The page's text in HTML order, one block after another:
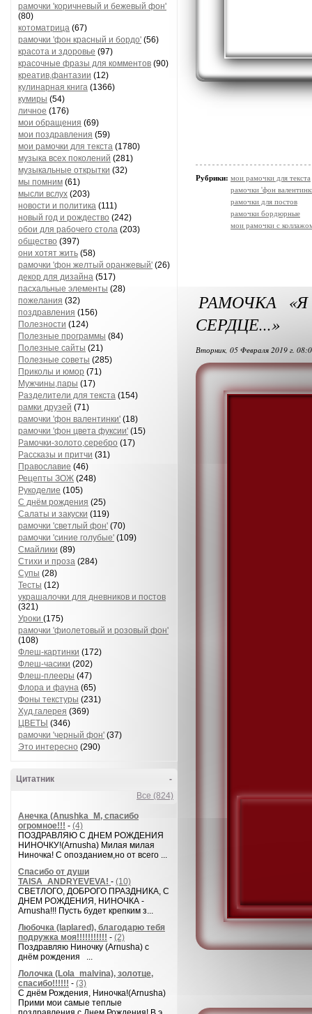
рамочки 'коричневый и бежевый фон'
(80)
котоматрица (67)
рамочки 'фон красный и бордо' (56)
красота и здоровье (97)
красочные фразы для комментов (90)
креатив,фантазии (12)
кулинарная книга (1366)
кумиры (54)
личное (176)
мои обращения (69)
мои поздравления (59)
мои рамочки для текста (1780)
музыка всех поколений (281)
музыкальные открытки (32)
мы помним (61)
мысли вслух (203)
новости и политика (111)
новый год и рождество (242)
обои для рабочего стола (203)
общество (397)
они хотят жить (58)
рамочки 'фон желтый оранжевый' (26)
декор для дизайна (517)
пасхальные элементы (28)
пожелания (32)
поздравления (156)
Полезности (124)
Полезные программы (84)
Полезные сайты (21)
Полезные советы (285)
Приколы и юмор (71)
Мужчины,пары (17)
Разделители для текста (154)
рамки друзей (71)
рамочки 'фон валентинки' (18)
рамочки 'фон цвета фуксии' (15)
Рамочки-золото,серебро (17)
Рассказы и притчи (31)
Православие (46)
Рецепты ЗОЖ (248)
Рукоделие (105)
С днём рождения (25)
Салаты и закуски (119)
рамочки 'светлый фон' (70)
рамочки 'синие голубые' (109)
Смайлики (89)
Стихи и проза (284)
Супы (28)
Тесты (12)
украшалочки для дневников и постов
(321)
Уроки (175)
рамочки 'фиолетовый и розовый фон'
(108)
Флеш-картинки (172)
Флеш-часики (202)
Флеш-плееры (47)
Флора и фауна (65)
Фоны текстуры (231)
Худ.галерея (369)
ЦВЕТЫ (346)
рамочки 'черный фон' (37)
Это интересно (290)
-
Цитатник
Все (824)
Анечка (Anushka_M, спасибо
огромное!!! - (4)
ПОЗДРАВЛЯЮ С ДНЕМ РОЖДЕНИЯ
НИНОЧКУ!(Arnusha) Милая милая
Ниночка! С опозданием,но от всего ...
Спасибо от души
TAISA_ANDRYEVEVA! - (10)
СВЕТЛОГО, ДОБРОГО ПРАЗДНИКА, С
ДНЕМ РОЖДЕНИЯ, НИНОЧКА -
Arnusha!!! Пусть будет крепким з...
Любочка (laplared), благодарю тебя
подружка моя!!!!!!!!!!! - (2)
Поздравляю Ниночку (Arnusha) с
днём рождения ...
Лолочка (Lola_malvina), золотце,
спасибо!!!!!! - (3)
С днём Рождения, Ниночка!(Аrnusha)
Прими мои самые теплые
Рубрики: мои рамочки для текста
рамочки 'фон
рамочки для постов
рамочки бордюрные
мои рамочки с
РАМОЧКА
СЕРДЦЕ...»
Вторник, 05 Февраля 2019 г.